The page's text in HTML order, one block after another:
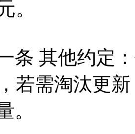
。
其他约定：
若需淘汰更
。